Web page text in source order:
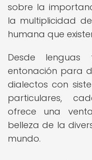
sobre la
la multiplicidad
humana que
Desde
entonación para
dialectos con
particulares,
ofrece una
belleza de la
mundo.